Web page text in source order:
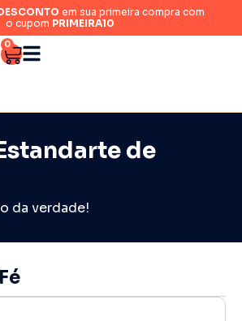
em sua primeira compra com
o cupom PRIMEIRA10
0
de
da verdade!